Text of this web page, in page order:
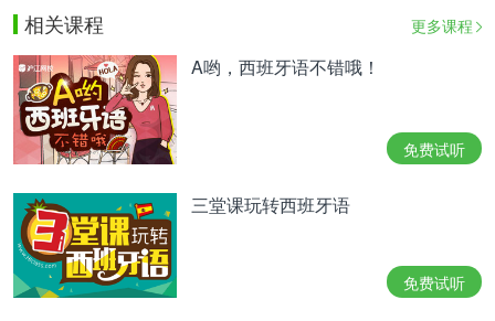
相关课程 更多课程
A哟，西班牙语不错哦！
免费试听
三堂课玩转西班牙语
免费试听